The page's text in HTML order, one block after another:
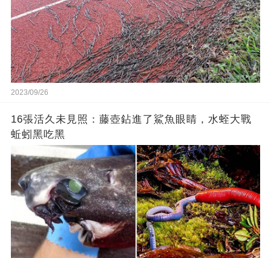
2023/09/26
16張活久未見照：藤壺鉆進了鯊魚眼睛，水蛭大戰
蚯蚓黑吃黑